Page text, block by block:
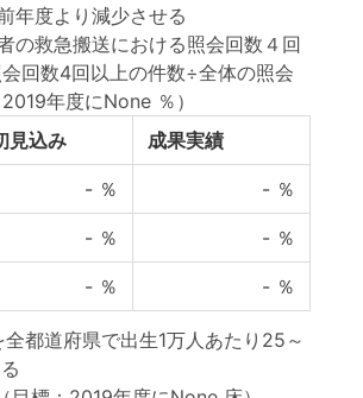
年度より減少させる
の救急搬送における照会回数４回
回数4回以上の件数÷全体の照会
2019年度にNone ％）
見込み 成果実績
- ％ - ％
- ％ - ％
- ％ - ％
都道府県で出生1万人あたり25～